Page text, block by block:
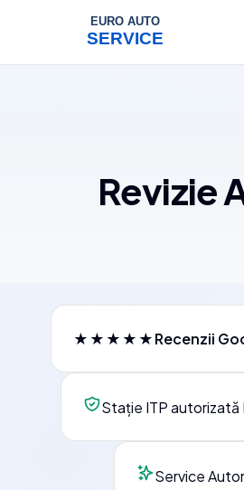
Revizie
★★★★★Recenzii
Stație ITP autorizată
Service